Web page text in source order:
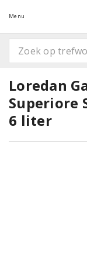
Menu
Loredan
Superiore
6 liter